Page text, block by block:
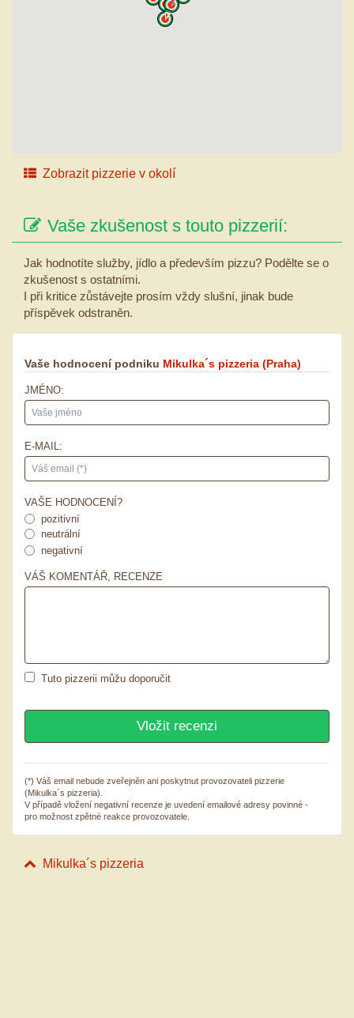
Zobrazit pizzerie v okolí
Vaše zkušenost s touto pizzerií:
Jak hodnotíte služby, jídlo a především pizzu? Podělte se o
zkušenost s ostatními.
I při kritice zůstávejte prosím vždy slušní, jinak bude
příspěvek odstraněn.
Vaše hodnocení podniku Mikulka´s pizzeria (Praha)
JMÉNO:
E-MAIL:
VAŠE HODNOCENÍ?
pozitivní
neutrální
negativní
VÁŠ KOMENTÁŘ, RECENZE
Tuto pizzerii můžu doporučit
(*) Váš email nebude zveřejněn ani poskytnut provozovateli pizzerie
(Mikulka´s pizzeria).
V případě vložení negativní recenze je uvedení emailové adresy povinné -
pro možnost zpětné reakce provozovatele.
Mikulka´s pizzeria